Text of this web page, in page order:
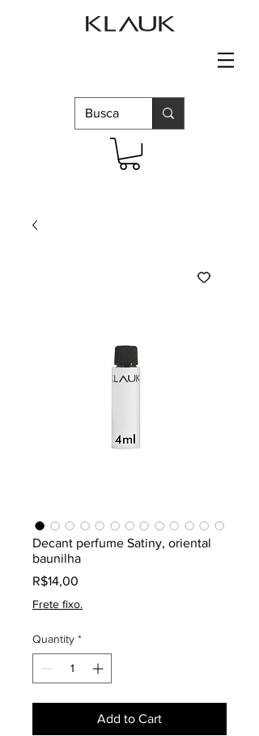
Decant perfume Satiny, oriental
baunilha
R$14,00
Frete fixo.
Quantity *
Add to Cart